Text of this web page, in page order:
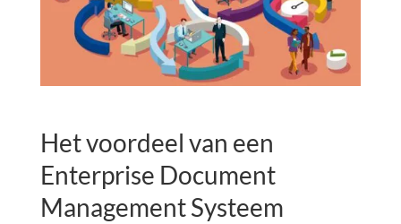
Het voordeel van een
Enterprise Document
Management Systeem